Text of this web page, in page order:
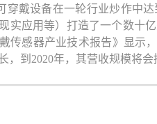
穿戴设备在一轮行业炒作中
实应用等）打造了一个数十
传感器产业技术报告》显示
，到2020年，其营收规模将会